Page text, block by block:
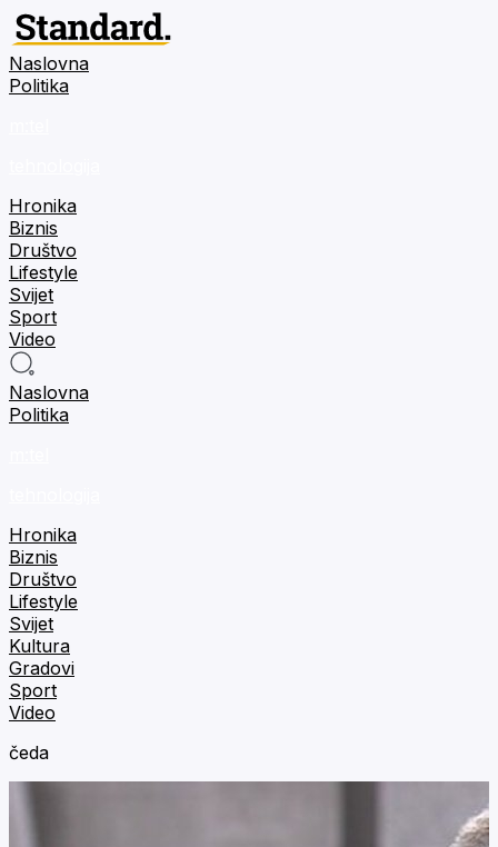
Naslovna
Politika
Hronika
Biznis
Društvo
Lifestyle
Svijet
Sport
Video
Naslovna
Politika
Hronika
Biznis
Društvo
Lifestyle
Svijet
Kultura
Gradovi
Sport
Video
čeda